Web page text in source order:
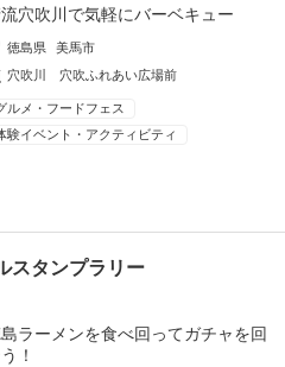
穴吹川で気軽にバーベキュー
徳島県
美馬市
穴吹川 穴吹ふれあい広場前
ルメ・フードフェス
験イベント・アクティビティ
スタンプラリー
ラーメンを食べ回ってガチャを回
！